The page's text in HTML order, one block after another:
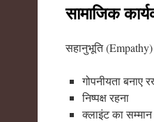
सामाजिक
सहानुभूति (Empathy)
गोपनीयता बनाए
निष्पक्ष रहना
क्लाइंट का